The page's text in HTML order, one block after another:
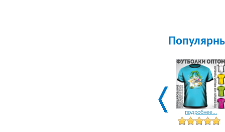
подробнее...